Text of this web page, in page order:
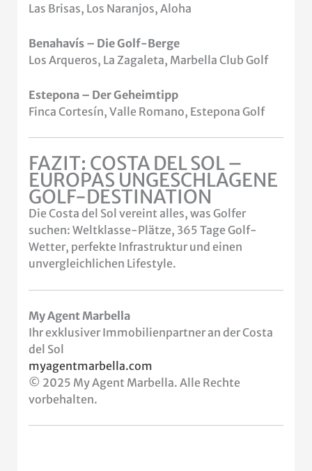
Las Brisas, Los Naranjos, Aloha
Benahavís – Die Golf-Berge
Los Arqueros, La Zagaleta, Marbella Club Golf
Estepona – Der Geheimtipp
Finca Cortesín, Valle Romano, Estepona Golf
FAZIT: COSTA DEL SOL –
EUROPAS UNGESCHLAGENE
GOLF-DESTINATION
Die Costa del Sol vereint alles, was Golfer
suchen: Weltklasse-Plätze, 365 Tage Golf-
Wetter, perfekte Infrastruktur und einen
unvergleichlichen Lifestyle.
My Agent Marbella
Ihr exklusiver Immobilienpartner an der Costa
del Sol
myagentmarbella.com
© 2025 My Agent Marbella. Alle Rechte
vorbehalten.